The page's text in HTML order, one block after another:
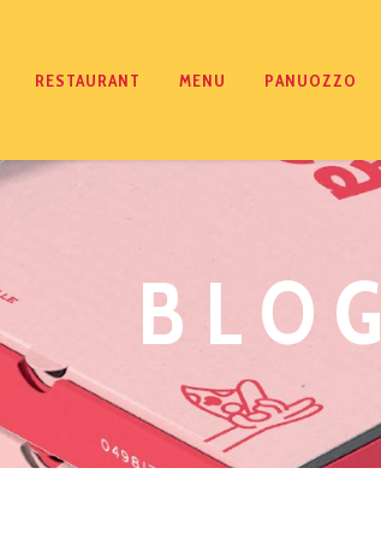
RESTAURANT MENU PANUOZZO
BLOG